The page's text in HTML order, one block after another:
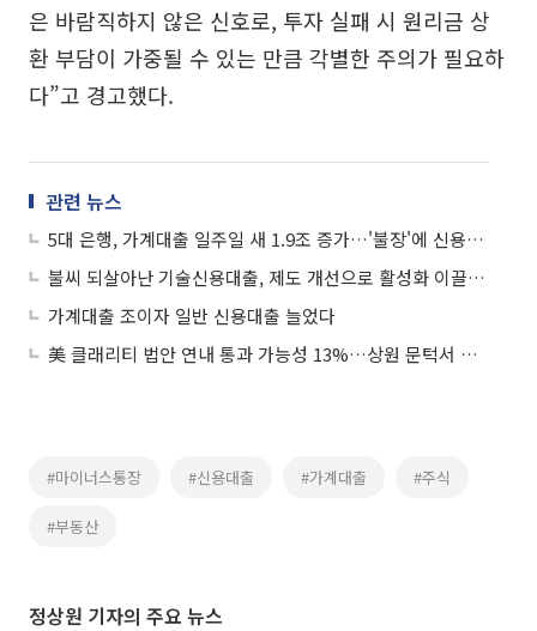
은 바람직하지 않은 신호로, 투자 실패 시 원리금 상
환 부담이 가중될 수 있는 만큼 각별한 주의가 필요하
다”고 경고했다.
관련 뉴스
5대 은행, 가계대출 일주일 새 1.9조 증가…'불장'에 신용대출 1조↑
불씨 되살아난 기술신용대출, 제도 개선으로 활성화 이끌어야
가계대출 조이자 일반 신용대출 늘었다
美 클래리티 법안 연내 통과 가능성 13%…상원 문턱서 제동
#마이너스통장 #신용대출 #가계대출 #주식
#부동산
정상원 기자의 주요 뉴스